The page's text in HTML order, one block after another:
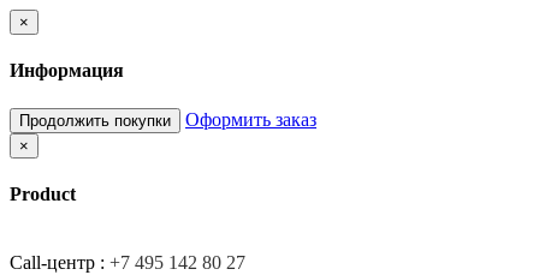
×
Информация
Продолжить покупки Оформить заказ
×
Product
Call-центр : +7 495 142 80 27